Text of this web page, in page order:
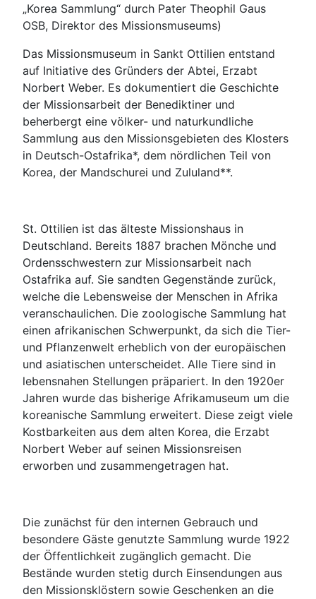
„Korea Sammlung“ durch Pater Theophil Gaus
OSB, Direktor des Missionsmuseums)
Das Missionsmuseum in Sankt Ottilien entstand
auf Initiative des Gründers der Abtei, Erzabt
Norbert Weber. Es dokumentiert die Geschichte
der Missionsarbeit der Benediktiner und
beherbergt eine völker- und naturkundliche
Sammlung aus den Missionsgebieten des Klosters
in Deutsch-Ostafrika*, dem nördlichen Teil von
Korea, der Mandschurei und Zululand**.
St. Ottilien ist das älteste Missionshaus in
Deutschland. Bereits 1887 brachen Mönche und
Ordensschwestern zur Missionsarbeit nach
Ostafrika auf. Sie sandten Gegenstände zurück,
welche die Lebensweise der Menschen in Afrika
veranschaulichen. Die zoologische Sammlung hat
einen afrikanischen Schwerpunkt, da sich die Tier-
und Pflanzenwelt erheblich von der europäischen
und asiatischen unterscheidet. Alle Tiere sind in
lebensnahen Stellungen präpariert. In den 1920er
Jahren wurde das bisherige Afrikamuseum um die
koreanische Sammlung erweitert. Diese zeigt viele
Kostbarkeiten aus dem alten Korea, die Erzabt
Norbert Weber auf seinen Missionsreisen
erworben und zusammengetragen hat.
Die zunächst für den internen Gebrauch und
besondere Gäste genutzte Sammlung wurde 1922
der Öffentlichkeit zugänglich gemacht. Die
Bestände wurden stetig durch Einsendungen aus
den Missionsklöstern sowie Geschenken an die